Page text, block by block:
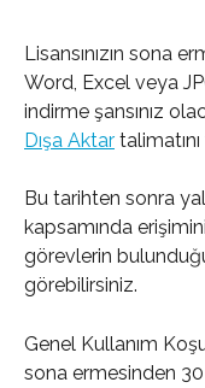
Lisansınızın sona
Word, Excel veya
indirme şansınız
Dışa Aktar
Bu tarihten sonra
kapsamında
görevlerin
görebilirsiniz.
Genel Kullanım
sona ermesinden 30